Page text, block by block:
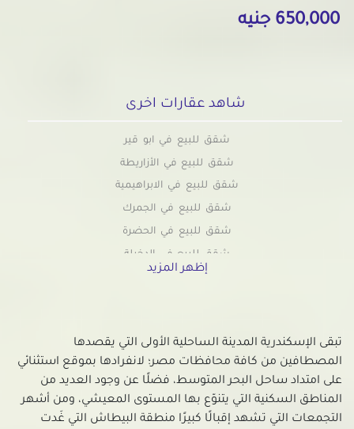
650,000 جنيه
شاهد عقارات اخرى
شقق للبيع في ابو قير
شقق للبيع في الأزاريطة
شقق للبيع في الابراهيمية
شقق للبيع في الجمرك
شقق للبيع في الحضرة
شقق للبيع في الدخيلة
شقق للبيع في محطة الرمل
شقق للبيع في العجمي
شقق للبيع في العصافرة
شقق للبيع في العطارين
شقق للبيع في الفلكي
إظهر المزيد
تبقى الإسكندرية المدينة الساحلية الأولى التي يقصدها
المصطافين من كافة محافظات مصر؛ لانفرادها بموقع استثنائي
على امتداد ساحل البحر المتوسط، فضلًا عن وجود العديد من
المناطق السكنية التي يتنوّع بها المستوى المعيشي، ومن أشهر
التجمعات التي تشهد إقبالًا كبيرًا منطقة البيطاش التي غَدت